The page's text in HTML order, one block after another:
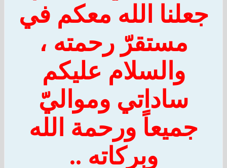
الله معكم في
مستقرّ رحمته ،
والسلام عليكم
ساداتي ومواليّ
جميعاً ورحمة الله
وبركاته ..